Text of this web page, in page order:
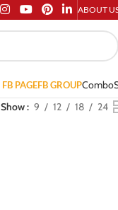
ABOUT
FB PAGEFB GROUPCombo
Show 9 12 18 24